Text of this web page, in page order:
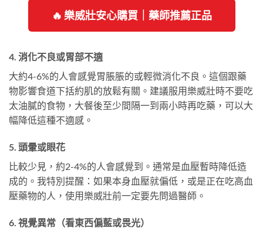
🔥 樂威壯安心購買｜藥師推薦正品
4. 消化不良或胃部不適
大約4-6%的人會感覺胃脹脹的或輕微消化不良。這個跟藥
物影響食道下括約肌的放鬆有關。建議服用樂威壯時不要吃
太油膩的食物，大餐後至少間隔一到兩小時再吃藥，可以大
幅降低這種不適感。
5. 頭暈或眼花
比較少見，約2-4%的人會感覺到。通常是血壓暫時降低造
成的。我特別提醒：如果本身血壓就偏低，或是正在吃高血
壓藥物的人，使用樂威壯前一定要先問過醫師。
6. 視覺異常（看東西偏藍或畏光）